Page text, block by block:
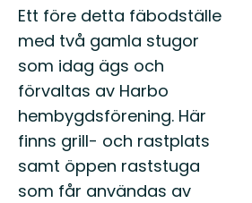
Beskrivning
Ett före detta fäbodställe
med två gamla stugor
som idag ägs och
förvaltas av Harbo
hembygdsförening. Här
finns grill- och rastplats
samt öppen raststuga
som får användas av